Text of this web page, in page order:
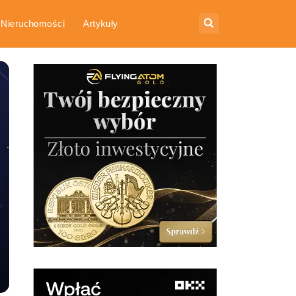
Nieruchomości Artykuły